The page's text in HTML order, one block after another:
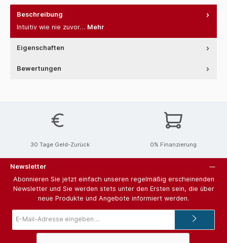
Beschreibung
Intuitiv wie nie zuvor… Mehr
Eigenschaften
Bewertungen
30 Tage Geld-Zurück 0% Finanzierung
Newsletter
Abonnieren Sie jetzt einfach unseren regelmäßig erscheinenden
Newsletter und Sie werden stets unter den Ersten sein, die über
neue Produkte und Angebote informiert werden.
Mail-